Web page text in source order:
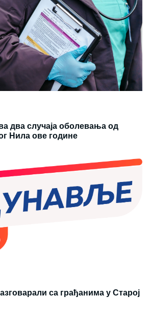
два случаја оболевања од
Нила ове године
са грађанима у Старој